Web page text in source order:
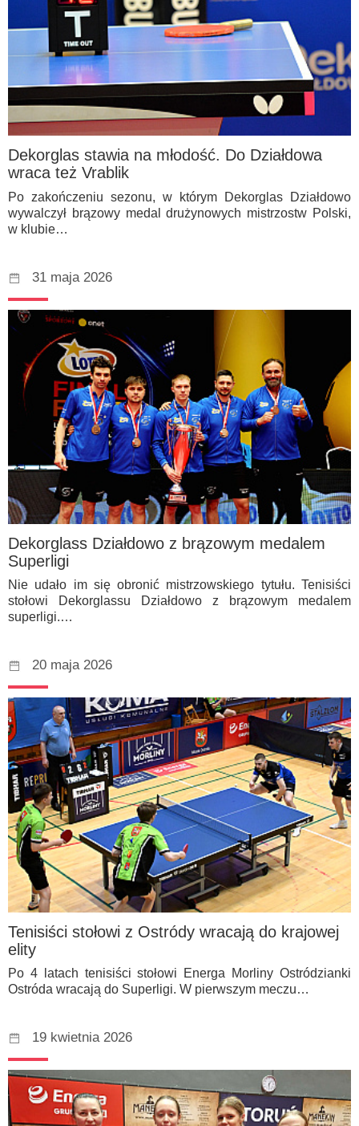
Dekorglas stawia na młodość. Do Działdowa
wraca też Vrablik
Po zakończeniu sezonu, w którym Dekorglas Działdowo
wywalczył brązowy medal drużynowych mistrzostw Polski,
w klubie…
31 maja 2026
Dekorglass Działdowo z brązowym medalem
Superligi
Nie udało im się obronić mistrzowskiego tytułu. Tenisiści
stołowi Dekorglassu Działdowo z brązowym medalem
superligi.…
20 maja 2026
Tenisiści stołowi z Ostródy wracają do krajowej
elity
Po 4 latach tenisiści stołowi Energa Morliny Ostródzianki
Ostróda wracają do Superligi. W pierwszym meczu…
19 kwietnia 2026